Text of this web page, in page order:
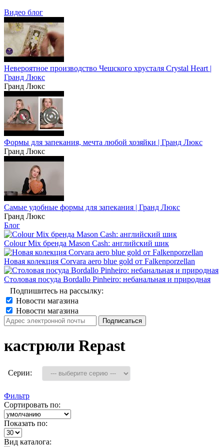
Видео блог
Невероятное производство Чешского хрусталя Crystal Heart |
Гранд Люкс
Гранд Люкс
Формы для запекания, мечта любой хозяйки | Гранд Люкс
Гранд Люкс
Самые удобные формы для запекания | Гранд Люкс
Гранд Люкс
Блог
Colour Mix бренда Mason Cash: английский шик
Новая колекция Corvara aero blue gold от Falkenporzellan
Столовая посуда Bordallo Pinheiro: небанальная и природная
Подпишитесь на рассылку:
Новости магазина
Новости магазина
кастрюли Repast
Серии:
Фильтр
Сортировать по:
Показать по:
Вид каталога: